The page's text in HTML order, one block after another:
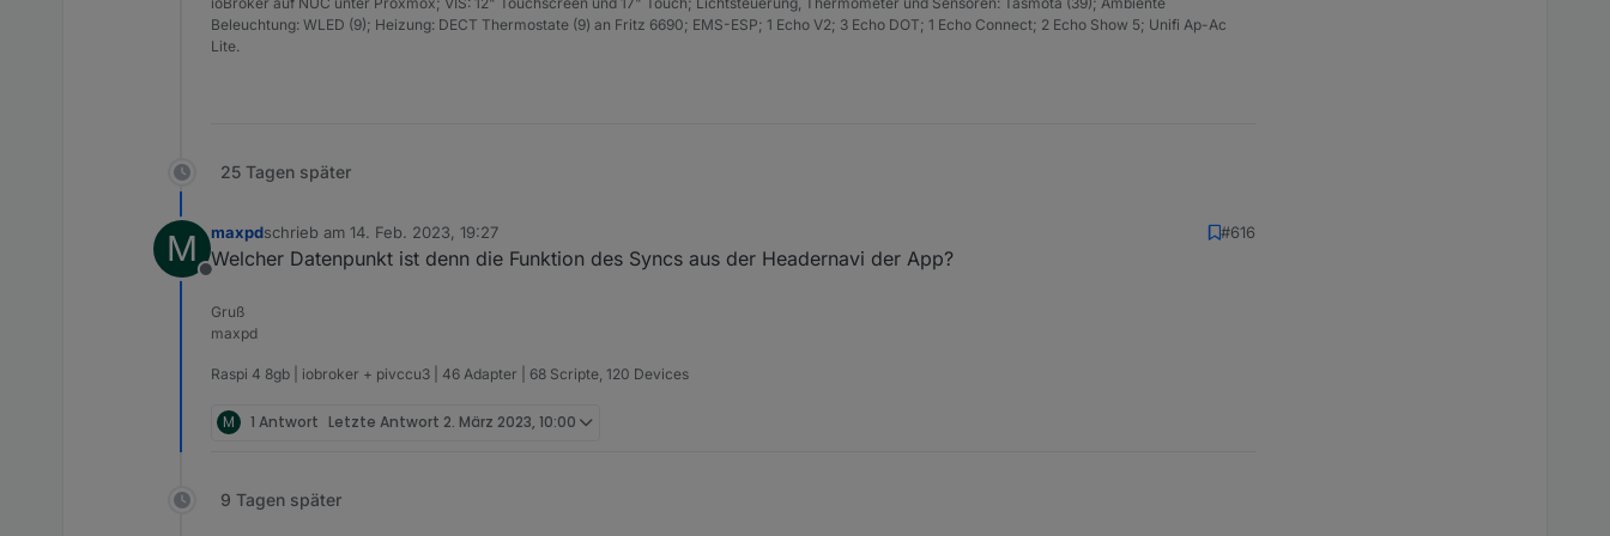
Beleuchtung: WLED (9); Heizung: DECT Thermostate (9) an Fritz 6690; EMS-ESP; 1 Echo V2; 3 Echo DOT; 1 Echo Connect; 2 Echo Show 5; Unifi Ap-Ac
Lite.
25 Tagen später
M
Offline
maxpdschrieb am 14. Feb. 2023, 19:27
zuletzt editiert von
#616
Welcher Datenpunkt ist denn die Funktion des Syncs aus der Headernavi der App?
Gruß
maxpd
Raspi 4 8gb | iobroker + pivccu3 | 46 Adapter | 68 Scripte, 120 Devices
M 1 Antwort Letzte Antwort 2. März 2023, 10:00
9 Tagen später